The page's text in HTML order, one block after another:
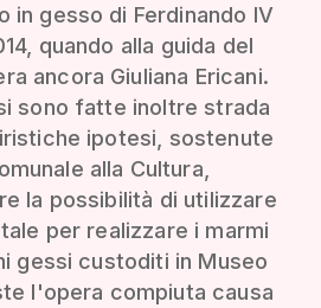
in gesso di Ferdinando IV
quando alla guida del
ancora Giuliana Ericani.
sono fatte inoltre strada
ipotesi, sostenute
alla Cultura,
la possibilità di utilizzare
per realizzare i marmi
gessi custoditi in Museo
l'opera compiuta causa